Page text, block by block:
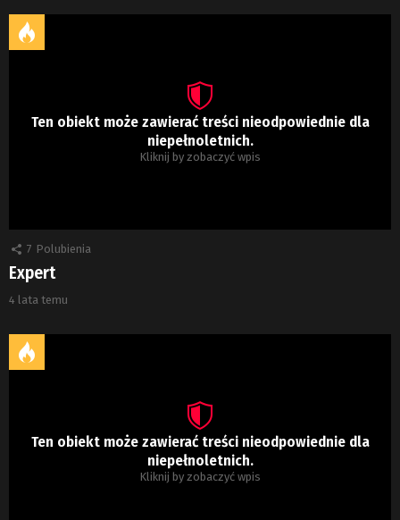
Ten obiekt może zawierać treści nieodpowiednie dla
niepełnoletnich.
Kliknij by zobaczyć wpis
7 Polubienia
Expert
4 lata temu
Ten obiekt może zawierać treści nieodpowiednie dla
niepełnoletnich.
Kliknij by zobaczyć wpis